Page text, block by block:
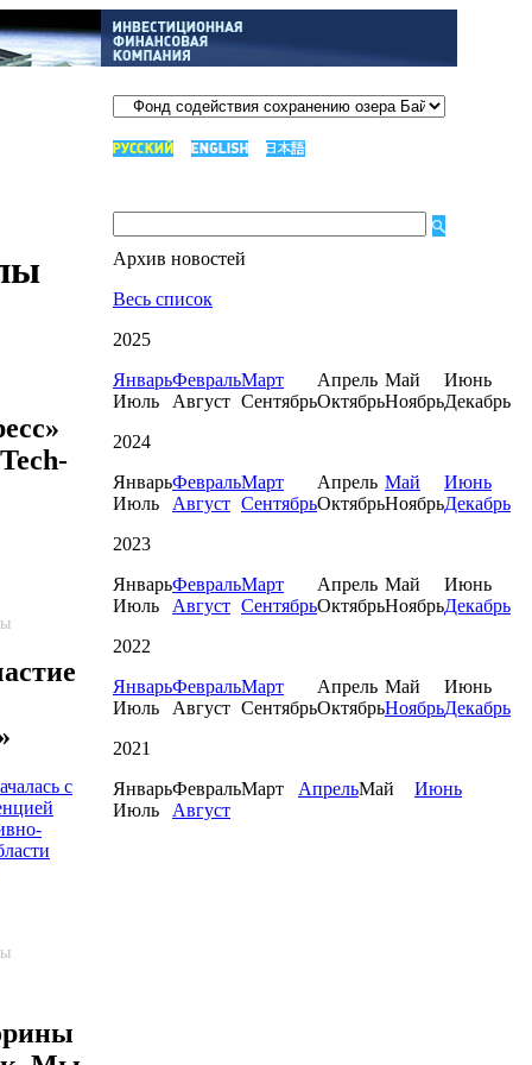
с
Архив новостей
Весь список
2025
ЯнварьФевральМарт Апрель Май
Июнь
Июль
Август СентябрьОктябрьНоябрьДекабрь
2024
ЯнварьФевральМарт Апрель Май
Июнь
Июль
Август СентябрьОктябрьНоябрьДекабрь
2023
ЯнварьФевральМарт Апрель Май
Июнь
Июль
Август СентябрьОктябрьНоябрьДекабрь
2022
ЯнварьФевральМарт Апрель Май
Июнь
Июль
Август СентябрьОктябрьНоябрьДекабрь
2021
ЯнварьФевральМарт АпрельМай
Июнь
Июль
Август